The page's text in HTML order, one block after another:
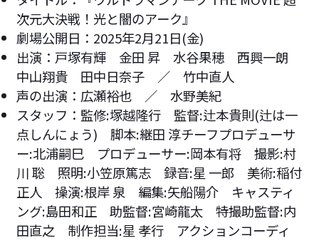
次元大決戦！光と闇のアーク』
劇場公開日：2025年2月21日(金)
出演：戸塚有輝 金田 昇 水谷果穂 西興一朗
中山翔貴 田中日奈子 ／ 竹中直人
声の出演：広瀬裕也 ／ 水野美紀
スタッフ：監修:塚越隆行 監督:辻本貴則(辻は一
点しんにょう) 脚本:継田 淳チーフプロデューサ
ー:北浦嗣巳 プロデューサー:岡本有将 撮影:村
川 聡 照明:小笠原篤志 録音:星 一郎 美術:稲付
正人 操演:根岸 泉 編集:矢船陽介 キャスティ
ング:島田和正 助監督:宮崎龍太 特撮助監督:内
田直之 制作担当:星 孝行 アクションコーディ